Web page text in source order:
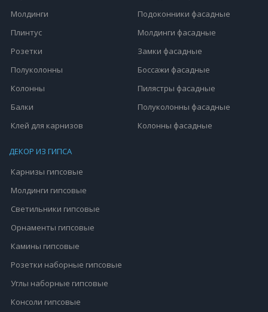
Молдинги
Плинтус
Розетки
Полуколонны
Колонны
Балки
Клей для карнизов
Подоконники фасадные
Молдинги фасадные
Замки фасадные
Боссажи фасадные
Пилястры фасадные
Полуколонны фасадные
Колонны фасадные
ДЕКОР ИЗ ГИПСА
Карнизы гипсовые
Молдинги гипсовые
Светильники гипсовые
Орнаменты гипсовые
Камины гипсовые
Розетки наборные гипсовые
Углы наборные гипсовые
Консоли гипсовые